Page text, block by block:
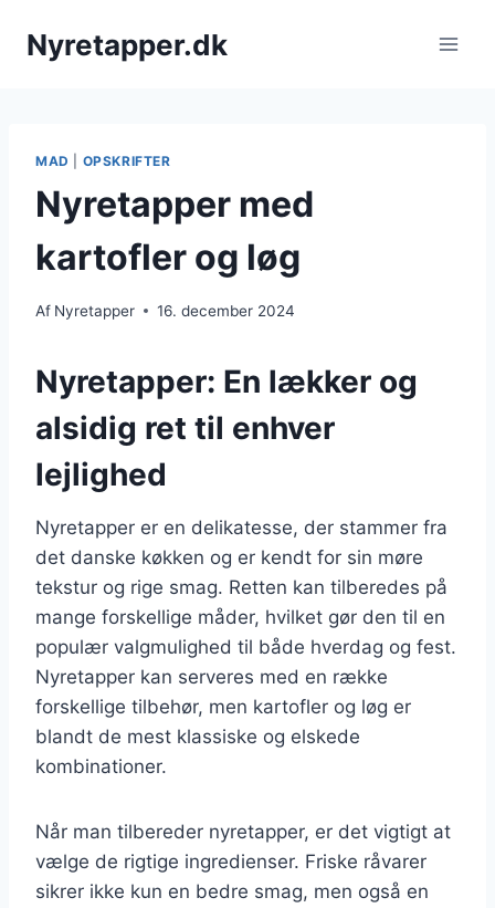
Nyretapper.dk
MAD OPSKRIFTER
Nyretapper med
kartofler og løg
Af Nyretapper 16. december 2024
Nyretapper: En lækker og
alsidig ret til enhver
lejlighed
Nyretapper er en delikatesse, der stammer fra
det danske køkken og er kendt for sin møre
tekstur og rige smag. Retten kan tilberedes på
mange forskellige måder, hvilket gør den til en
populær valgmulighed til både hverdag og fest.
Nyretapper kan serveres med en række
forskellige tilbehør, men kartofler og løg er
blandt de mest klassiske og elskede
kombinationer.
Når man tilbereder nyretapper, er det vigtigt at
vælge de rigtige ingredienser. Friske råvarer
sikrer ikke kun en bedre smag, men også en